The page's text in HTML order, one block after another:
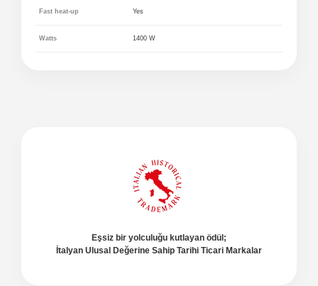
Fast heat-up Yes
Watts 1400 W
Eşsiz bir yolculuğu kutlayan ödül;
İtalyan Ulusal Değerine Sahip Tarihi Ticari Markalar